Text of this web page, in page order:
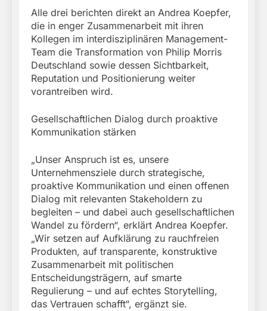
Alle drei berichten direkt an Andrea Koepfer,
die in enger Zusammenarbeit mit ihren
Kollegen im interdisziplinären Management-
Team die Transformation von Philip Morris
Deutschland sowie dessen Sichtbarkeit,
Reputation und Positionierung weiter
vorantreiben wird.
Gesellschaftlichen Dialog durch proaktive
Kommunikation stärken
„Unser Anspruch ist es, unsere
Unternehmensziele durch strategische,
proaktive Kommunikation und einen offenen
Dialog mit relevanten Stakeholdern zu
begleiten – und dabei auch gesellschaftlichen
Wandel zu fördern“, erklärt Andrea Koepfer.
„Wir setzen auf Aufklärung zu rauchfreien
Produkten, auf transparente, konstruktive
Zusammenarbeit mit politischen
Entscheidungsträgern, auf smarte
Regulierung – und auf echtes Storytelling,
das Vertrauen schafft“, ergänzt sie.